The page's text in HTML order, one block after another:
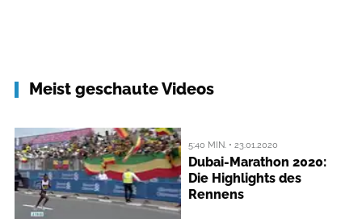
Meist geschaute Videos
5:40 MIN. • 23.01.2020
Dubai-Marathon 2020:
Die Highlights des
Rennens